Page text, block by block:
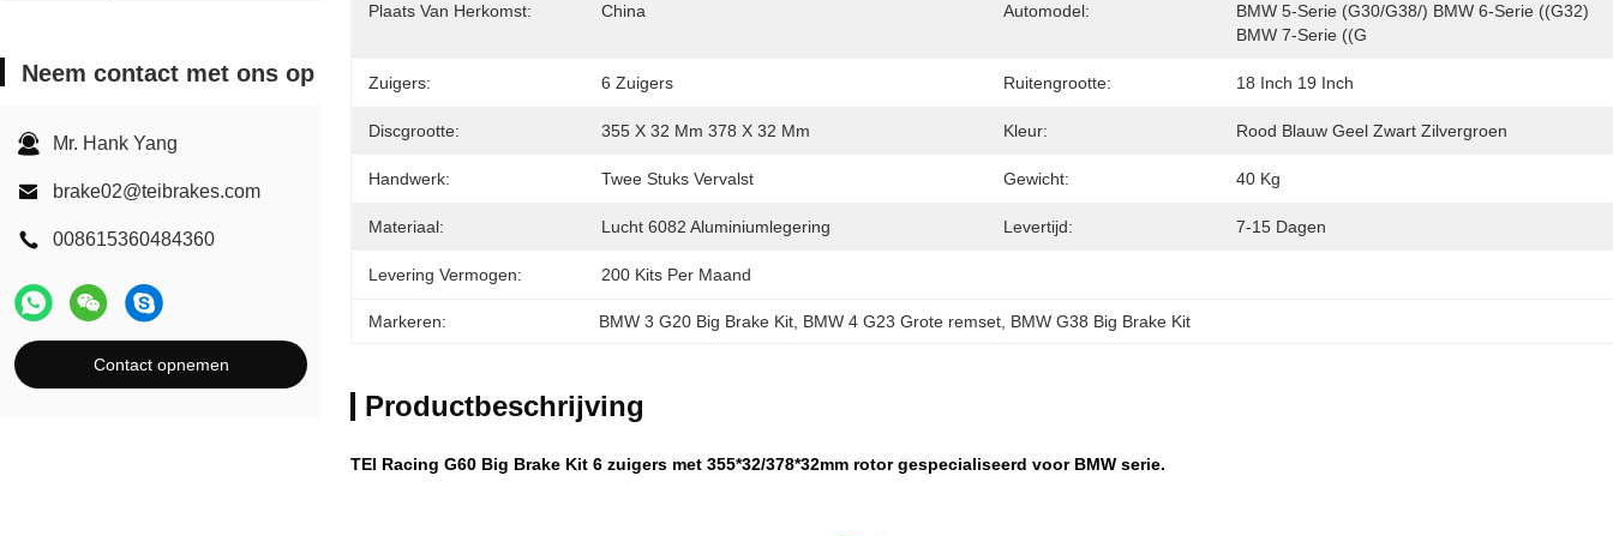
EPB-remklem
Neem contact met ons op
Mr. Hank Yang
brake02@teibrakes.com
008615360484360
Contact opnemen
Plaats Van Herkomst: China Automodel:
BMW 5-Serie (G30/G38/) BMW 6-Serie ((G32)
BMW 7-Serie ((G
Zuigers: 6 Zuigers Ruitengrootte: 18 Inch 19 Inch
Discgrootte: 355 X 32 Mm 378 X 32 Mm Kleur: Rood Blauw Geel Zwart Zilvergroen
Handwerk: Twee Stuks Vervalst Gewicht: 40 Kg
Materiaal: Lucht 6082 Aluminiumlegering Levertijd: 7-15 Dagen
Levering Vermogen: 200 Kits Per Maand
Markeren: BMW 3 G20 Big Brake Kit BMW 4 G23 Grote remset BMW G38 Big Brake Kit
Productbeschrijving
TEI Racing G60 Big Brake Kit 6 zuigers met 355*32/378*32mm rotor gespecialiseerd voor BMW serie.